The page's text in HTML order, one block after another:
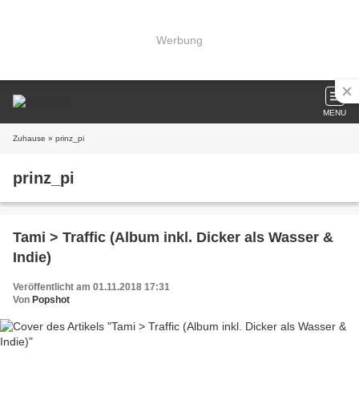
Werbung
MENU
Zuhause » prinz_pi
prinz_pi
Tami > Traffic (Album inkl. Dicker als Wasser &
Indie)
Veröffentlicht am 01.11.2018 17:31
Von Popshot